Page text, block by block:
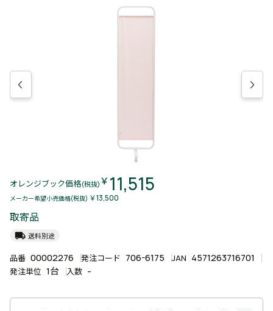
オレンジブック価格(税抜) ￥ 11,515
メーカー希望小売価格(税抜) ￥13,500
取寄品
local_shipping 送料別途
品番 00002276 発注コード 706-6175 JAN 4571263716701
発注単位 1台 入数 -